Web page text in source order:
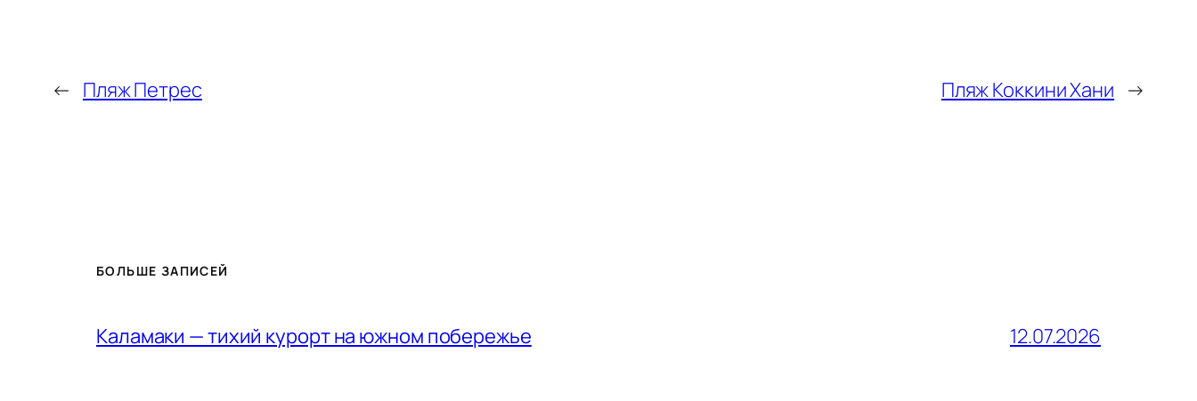
← Пляж Петрес Пляж Коккини Хани →
БОЛЬШЕ ЗАПИСЕЙ
Каламаки — тихий курорт на южном побережье 12.07.2026